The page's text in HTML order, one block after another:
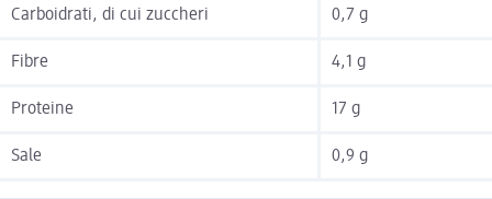
Carboidrati, di cui zuccheri 0,7 g
Fibre 4,1 g
Proteine 17 g
Sale 0,9 g